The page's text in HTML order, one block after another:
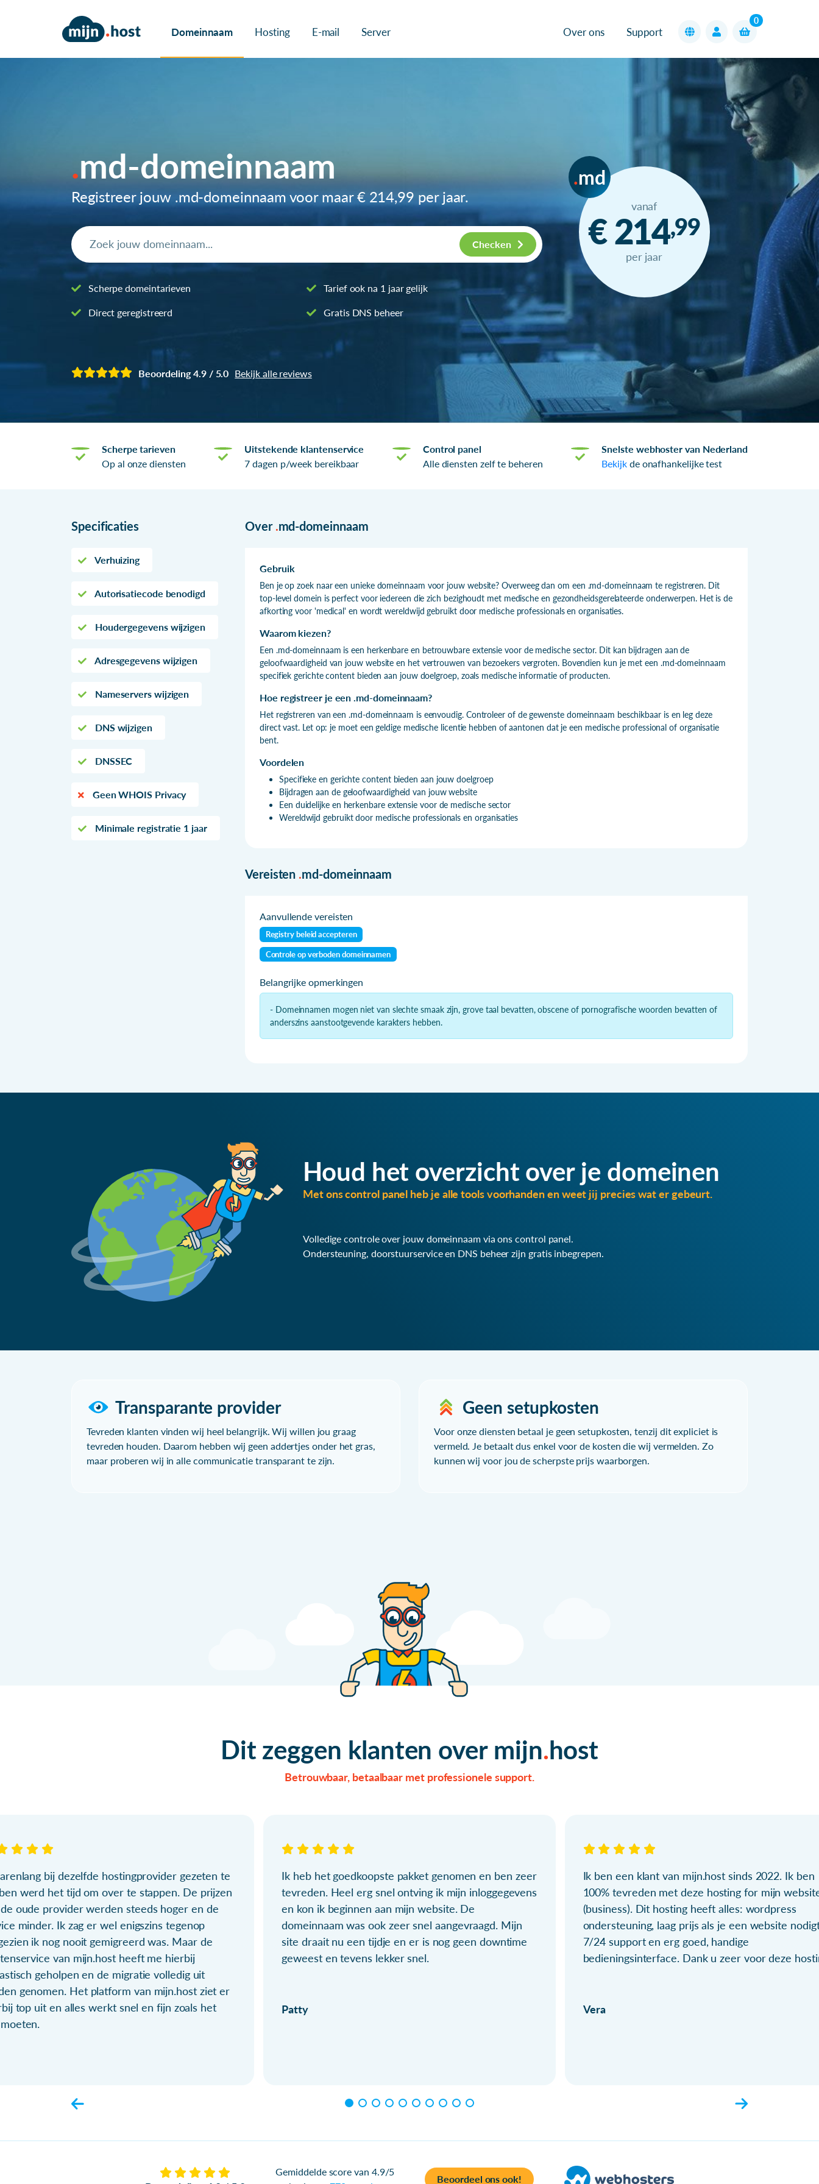
Domeinnaam Hosting E-mail Server Over ons Support
0
md-domeinnaam
Registreer jouw .md-domeinnaam voor maar€ 214,99 per jaar.
Checken
Scherpe domeintarieven
Direct geregistreerd
Tarief ook na 1 jaar gelijk
Gratis DNS beheer
md
vanaf
€ 214,99
per jaar
Beoordeling 4.9 / 5.0 Bekijk alle reviews
Scherpe tarieven
Op al onze diensten
Uitstekende klantenservice
7 dagen p/week bereikbaar
Control panel
Alle diensten zelf te beheren
Snelste webhoster van Nederland
Bekijkde onafhankelijke test
Specificaties
Verhuizing
Autorisatiecode benodigd
Houdergegevens wijzigen
Adresgegevens wijzigen
Nameservers wijzigen
DNS wijzigen
DNSSEC
Geen WHOIS Privacy
Minimale registratie 1 jaar
Over .md-domeinnaam
Gebruik
Ben je op zoek naar een unieke domeinnaam voor jouw website? Overweeg dan om een .md-domeinnaam te registreren. Dit
top-level domein is perfect voor iedereen die zich bezighoudt met medische en gezondheidsgerelateerde onderwerpen. Het is de
afkorting voor 'medical' en wordt wereldwijd gebruikt door medische professionals en organisaties.
Waarom kiezen?
Een .md-domeinnaam is een herkenbare en betrouwbare extensie voor de medische sector. Dit kan bijdragen aan de
geloofwaardigheid van jouw website en het vertrouwen van bezoekers vergroten. Bovendien kun je met een .md-domeinnaam
specifiek gerichte content bieden aan jouw doelgroep, zoals medische informatie of producten.
Hoe registreer je een .md-domeinnaam?
Het registreren van een .md-domeinnaam is eenvoudig. Controleer of de gewenste domeinnaam beschikbaar is en leg deze
direct vast. Let op: je moet een geldige medische licentie hebben of aantonen dat je een medische professional of organisatie
bent.
Voordelen
Specifieke en gerichte content bieden aan jouw doelgroep
Bijdragen aan de geloofwaardigheid van jouw website
Een duidelijke en herkenbare extensie voor de medische sector
Wereldwijd gebruikt door medische professionals en organisaties
Vereisten .md-domeinnaam
Aanvullende vereisten
Registry beleid accepteren
Controle op verboden domeinnamen
Belangrijke opmerkingen
- Domeinnamen mogen niet van slechte smaak zijn, grove taal bevatten, obscene of pornografische woorden bevatten of
anderszins aanstootgevende karakters hebben.
Houd het overzicht over je domeinen
Met ons control panel heb je alle tools voorhanden en weet jij precies wat er gebeurt.
Volledige controle over jouw domeinnaam via ons control panel.
Ondersteuning, doorstuurservice en DNS beheer zijn gratis inbegrepen.
Transparante provider
Tevreden klanten vinden wij heel belangrijk. Wij willen jou graag
tevreden houden. Daarom hebben wij geen addertjes onder het gras,
maar proberen wij in alle communicatie transparant te zijn.
Geen setupkosten
Voor onze diensten betaal je geen setupkosten, tenzij dit expliciet is
vermeld. Je betaalt dus enkel voor de kosten die wij vermelden. Zo
kunnen wij voor jou de scherpste prijs waarborgen.
Dit zeggen klanten over mijn host
Betrouwbaar, betaalbaar met professionele support.
bij dezelfde hostingprovider gezeten te
werd het tijd om over te stappen. De prijzen
oude provider werden steeds hoger en de
minder. Ik zag er wel enigszins tegenop
ik nog nooit gemigreerd was. Maar de
van mijn.host heeft me hierbij
geholpen en de migratie volledig uit
genomen. Het platform van mijn.host ziet er
top uit en alles werkt snel en fijn zoals het
Ik heb het goedkoopste pakket genomen en ben zeer
tevreden. Heel erg snel ontving ik mijn inloggegevens
en kon ik beginnen aan mijn website. De
domeinnaam was ook zeer snel aangevraagd. Mijn
site draait nu een tijdje en er is nog geen downtime
geweest en tevens lekker snel.
Patty
Ik ben een klant van mijn.host sinds 2022. Ik ben
100% tevreden met deze hosting for mijn
(business). Dit hosting heeft alles: wordpress
ondersteuning, laag prijs als je een website
7/24 support en erg goed, handige
bedieningsinterface. Dank u zeer voor deze
Vera
Gemiddelde score van 4.9/5
Beoordeel ons ook!